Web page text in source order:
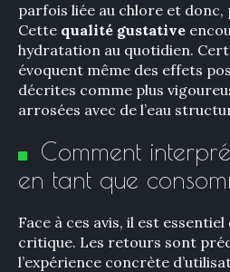
parfois liée au chlore et donc,
Cette qualité gustative
hydratation au quotidien.
évoquent même des effets
décrites comme plus
arrosées avec de l’eau
Comment
en tant que
Face à ces avis, il est
critique. Les retours sont
l’expérience concrète